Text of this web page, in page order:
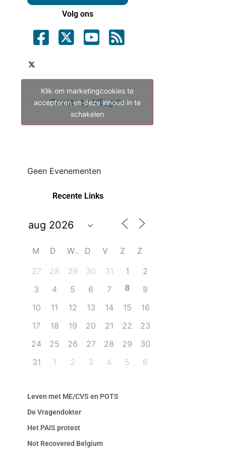
Volg ons
Tweets by ME_gids
Klik om marketingcookies te
accepteren en deze inhoud in te
schakelen
Geen Evenementen
Recente Links
M D W D V Z
Z
27
28 29 30 31 1
2
3
4 5 6 7 8
9
10
11 12 13 14 15
16
17
18 19 20 21 22
23
24
25 26 27 28 29
30
31
1 2 3 4 5 6
Leven met ME/CVS en POTS
De Vragendokter
Het PAIS protest
Not Recovered Belgium